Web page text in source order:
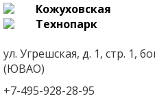
Кожуховская
Технопарк
ул. Угрешская, д. 1, стр. 1,
(ЮВАО)
+7-495-928-28-95